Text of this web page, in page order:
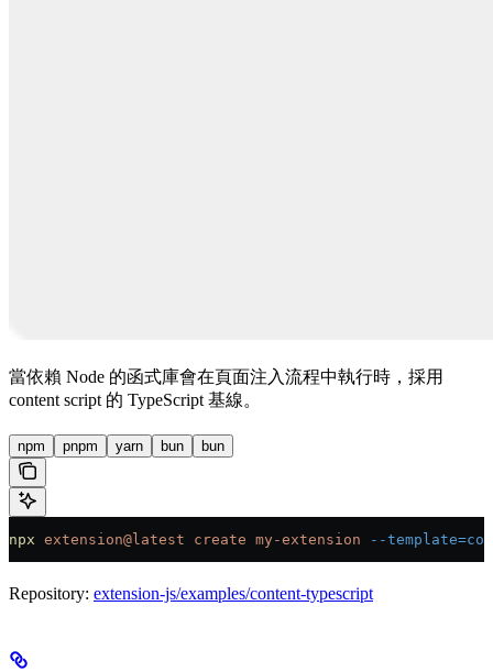
當依賴 Node 的函式庫會在頁面注入流程中執行時，採用
content script 的 TypeScript 基線。
npm pnpm yarn bun bun
npx extension@latest create my-extension --
Repository: extension-js/examples/content-typescript